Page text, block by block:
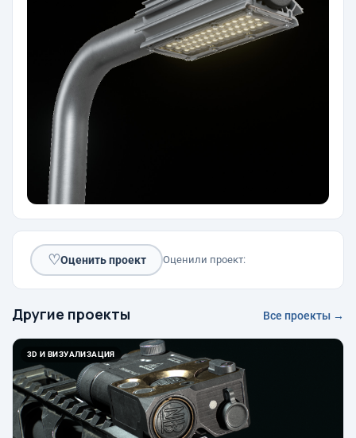
♡Оценить проект Оценили проект:
Другие проекты Все проекты →
3D И ВИЗУАЛИЗАЦИЯ